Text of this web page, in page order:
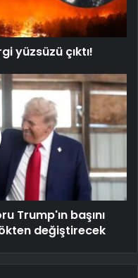
yüzsüzü çıktı!
Trump'ın başını
değiştirecek